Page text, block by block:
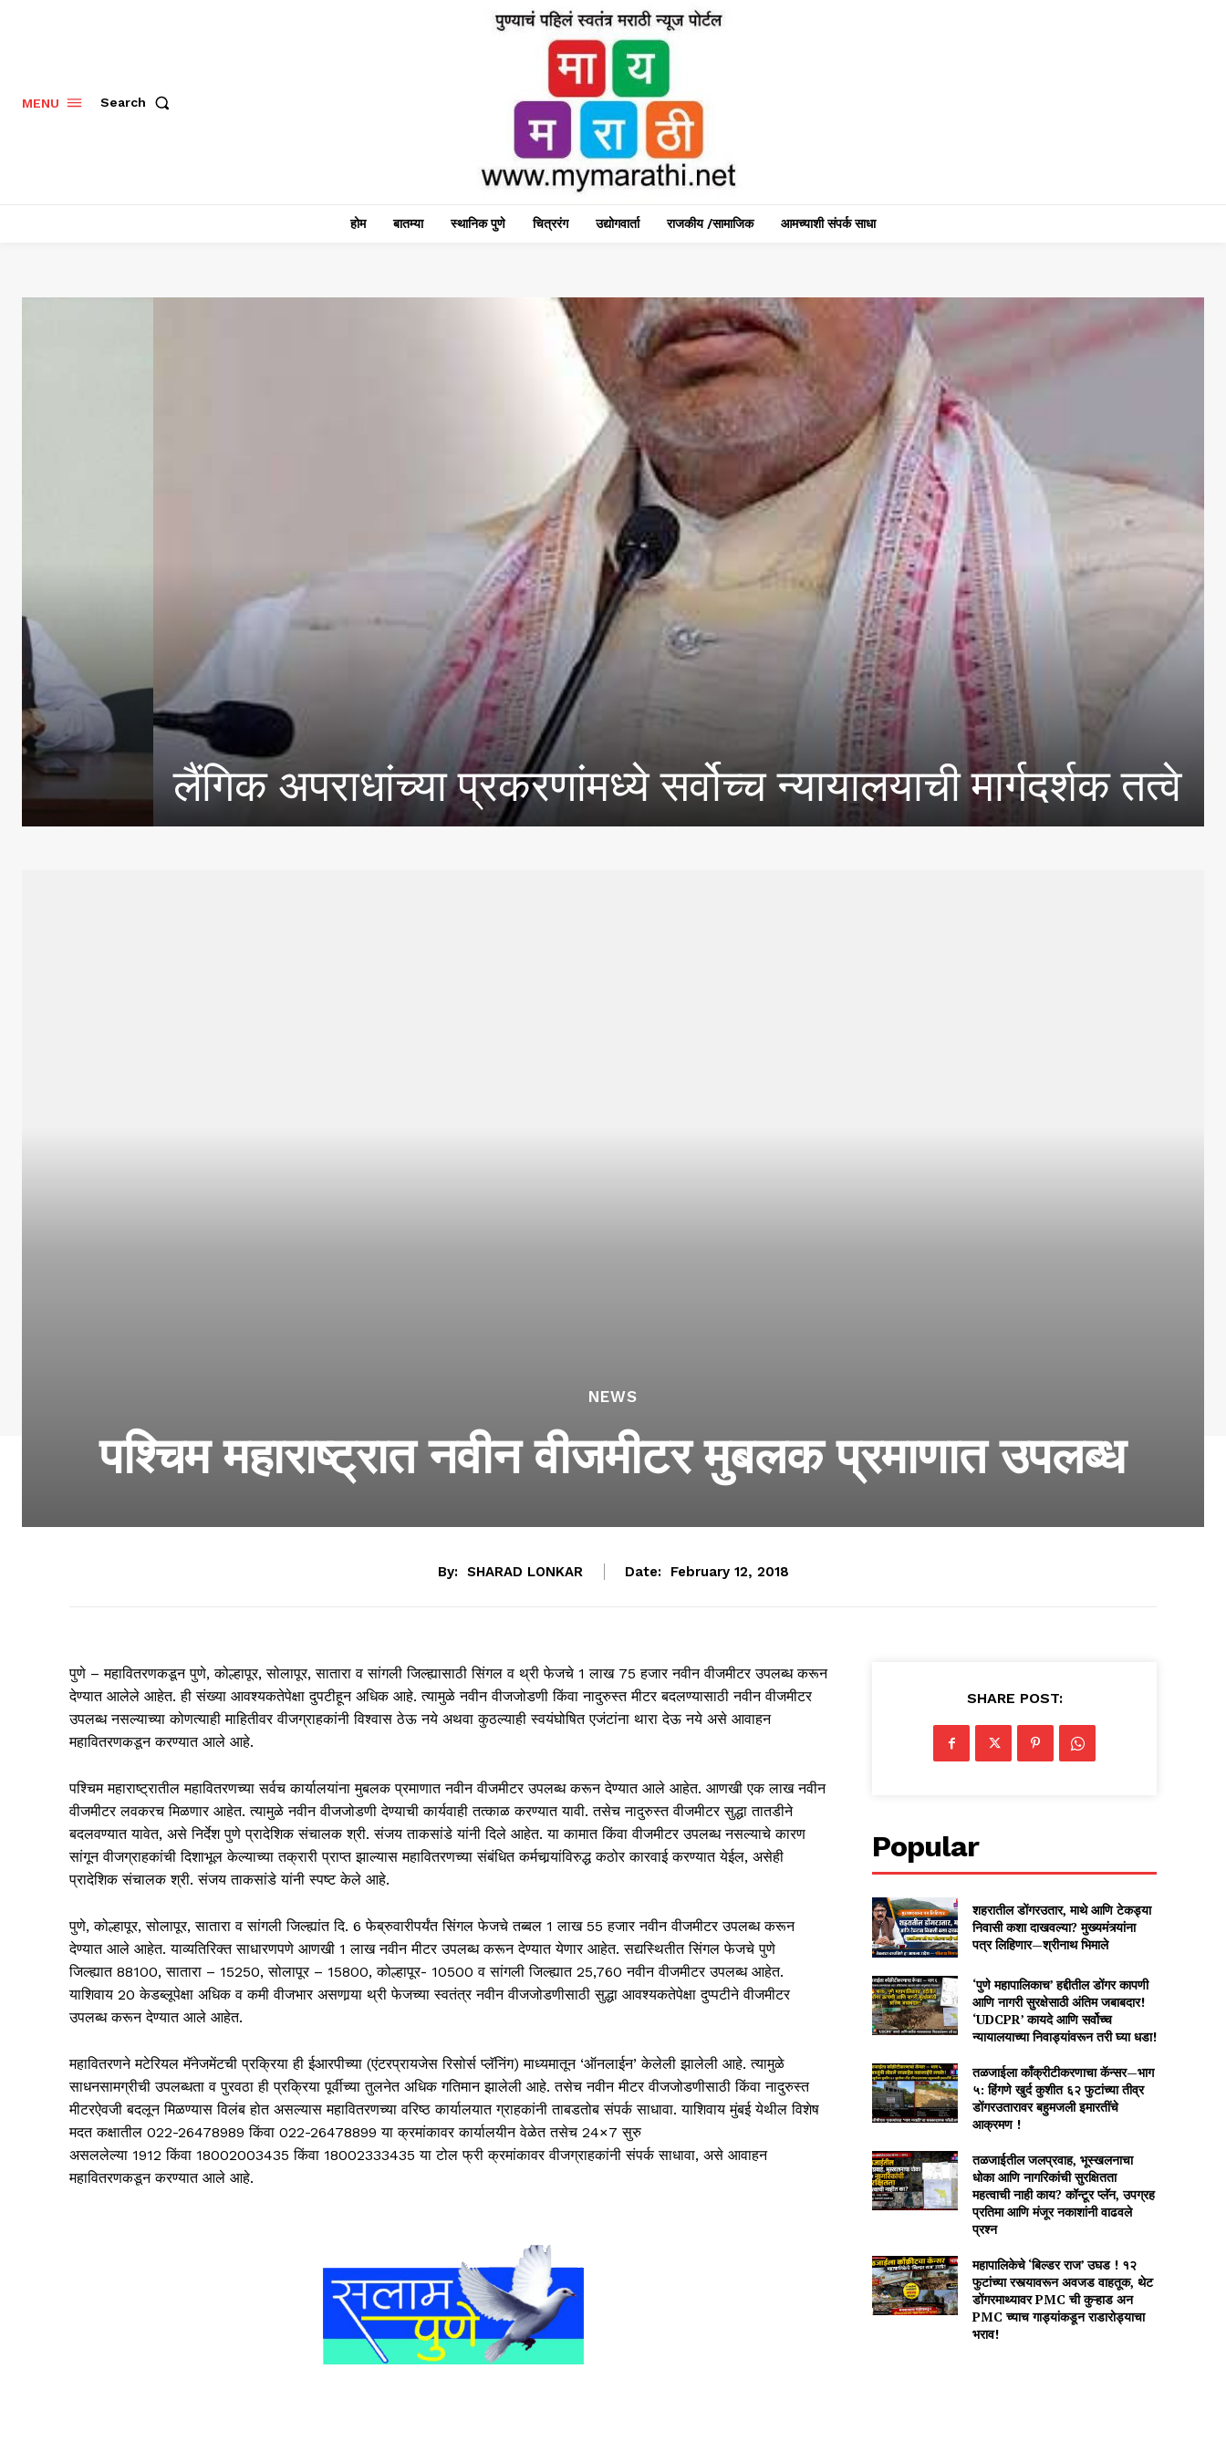
MENU Search
होम बातम्या स्थानिक पुणे चित्ररंग उद्योगवार्ता राजकीय /सामाजिक आमच्याशी संपर्क साधा
लैंगिक अपराधांच्या प्रकरणांमध्ये सर्वोच्च न्यायालयाची मार्गदर्शक तत्वे
NEWS
पश्चिम महाराष्ट्रात नवीन वीजमीटर मुबलक प्रमाणात उपलब्ध
By: SHARAD LONKAR Date: February 12, 2018
पुणे – महावितरणकडून पुणे, कोल्हापूर, सोलापूर, सातारा व सांगली जिल्ह्यासाठी सिंगल व थ्री फेजचे 1 लाख 75 हजार नवीन वीजमीटर उपलब्ध करून
देण्यात आलेले आहेत. ही संख्या आवश्यकतेपेक्षा दुपटीहून अधिक आहे. त्यामुळे नवीन वीजजोडणी किंवा नादुरुस्त मीटर बदलण्यासाठी नवीन वीजमीटर
उपलब्ध नसल्याच्या कोणत्याही माहितीवर वीजग्राहकांनी विश्वास ठेऊ नये अथवा कुठल्याही स्वयंघोषित एजंटांना थारा देऊ नये असे आवाहन
महावितरणकडून करण्यात आले आहे.
पश्चिम महाराष्ट्रातील महावितरणच्या सर्वच कार्यालयांना मुबलक प्रमाणात नवीन वीजमीटर उपलब्ध करून देण्यात आले आहेत. आणखी एक लाख नवीन
वीजमीटर लवकरच मिळणार आहेत. त्यामुळे नवीन वीजजोडणी देण्याची कार्यवाही तत्काळ करण्यात यावी. तसेच नादुरुस्त वीजमीटर सुद्धा तातडीने
बदलवण्यात यावेत, असे निर्देश पुणे प्रादेशिक संचालक श्री. संजय ताकसांडे यांनी दिले आहेत. या कामात किंवा वीजमीटर उपलब्ध नसल्याचे कारण
सांगून वीजग्राहकांची दिशाभूल केल्याच्या तक्रारी प्राप्त झाल्यास महावितरणच्या संबंधित कर्मचार्‍यांविरुद्ध कठोर कारवाई करण्यात येईल, असेही
प्रादेशिक संचालक श्री. संजय ताकसांडे यांनी स्पष्ट केले आहे.
पुणे, कोल्हापूर, सोलापूर, सातारा व सांगली जिल्ह्यांत दि. 6 फेब्रुवारीपर्यंत सिंगल फेजचे तब्बल 1 लाख 55 हजार नवीन वीजमीटर उपलब्ध करून
देण्यात आले आहेत. याव्यतिरिक्त साधारणपणे आणखी 1 लाख नवीन मीटर उपलब्ध करून देण्यात येणार आहेत. सद्यस्थितीत सिंगल फेजचे पुणे
जिल्ह्यात 88100, सातारा – 15250, सोलापूर – 15800, कोल्हापूर- 10500 व सांगली जिल्ह्यात 25,760 नवीन वीजमीटर उपलब्ध आहेत.
याशिवाय 20 केडब्लूपेक्षा अधिक व कमी वीजभार असणार्‍या थ्री फेजच्या स्वतंत्र नवीन वीजजोडणीसाठी सुद्धा आवश्यकतेपेक्षा दुप्पटीने वीजमीटर
उपलब्ध करून देण्यात आले आहेत.
महावितरणने मटेरियल मॅनेजमेंटची प्रक्रिया ही ईआरपीच्या (एंटरप्रायजेस रिसोर्स प्लॅनिंग) माध्यमातून ‘ऑनलाईन’ केलेली झालेली आहे. त्यामुळे
साधनसामग्रीची उपलब्धता व पुरवठा ही प्रक्रिया पूर्वीच्या तुलनेत अधिक गतिमान झालेली आहे. तसेच नवीन मीटर वीजजोडणीसाठी किंवा नादुरुस्त
मीटरऐवजी बदलून मिळण्यास विलंब होत असल्यास महावितरणच्या वरिष्ठ कार्यालयात ग्राहकांनी ताबडतोब संपर्क साधावा. याशिवाय मुंबई येथील विशेष
मदत कक्षातील 022-26478989 किंवा 022-26478899 या क्रमांकावर कार्यालयीन वेळेत तसेच 24×7 सुरु
असललेल्या 1912 किंवा 18002003435 किंवा 18002333435 या टोल फ्री क्रमांकावर वीजग्राहकांनी संपर्क साधावा, असे आवाहन
महावितरणकडून करण्यात आले आहे.
SHARE POST:
Popular
शहरातील डोंगरउतार, माथे आणि टेकड्या
निवासी कशा दाखवल्या? मुख्यमंत्र्यांना
पत्र लिहिणार—श्रीनाथ भिमाले
‘पुणे महापालिकाच’ हद्दीतील डोंगर कापणी
आणि नागरी सुरक्षेसाठी अंतिम जबाबदार!
‘UDCPR’ कायदे आणि सर्वोच्च
न्यायालयाच्या निवाड्यांवरून तरी घ्या धडा!
तळजाईला काँक्रीटीकरणाचा कॅन्सर—भाग
५: हिंगणे खुर्द कुशीत ६२ फुटांच्या तीव्र
डोंगरउतारावर बहुमजली इमारतींचे
आक्रमण !
तळजाईतील जलप्रवाह, भूस्खलनाचा
धोका आणि नागरिकांची सुरक्षितता
महत्वाची नाही काय? कॉन्टूर प्लॅन, उपग्रह
प्रतिमा आणि मंजूर नकाशांनी वाढवले
प्रश्न
महापालिकेचे ‘बिल्डर राज’ उघड ! १२
फुटांच्या रस्त्यावरून अवजड वाहतूक, थेट
डोंगरमाथ्यावर PMC ची कुऱ्हाड अन
PMC च्याच गाड्यांकडून राडारोड्याचा
भराव!